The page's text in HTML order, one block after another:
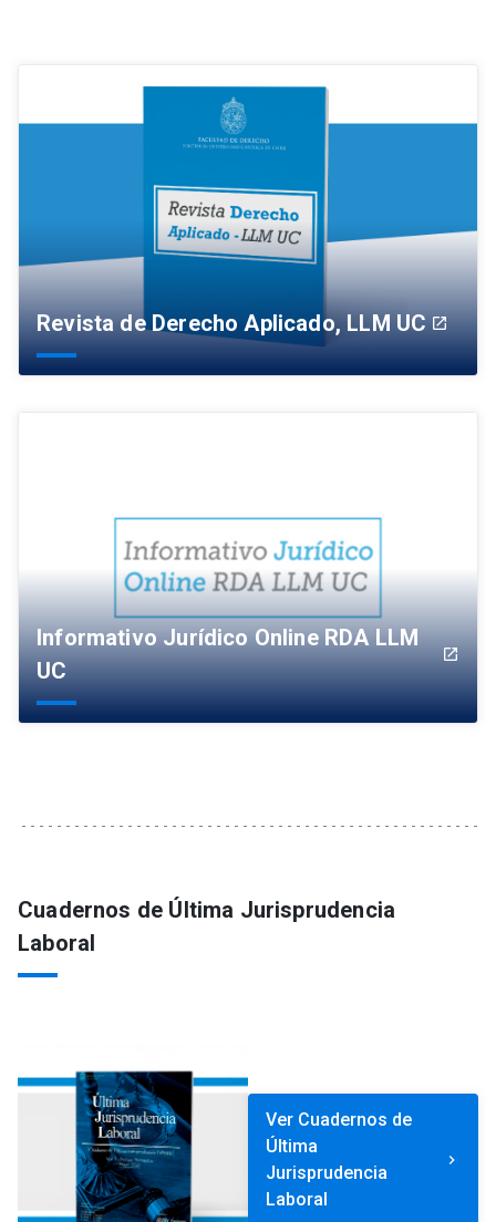
Revista de Derecho Aplicado, LLM UC launch
Informativo Jurídico Online RDA LLM
UC
launch
Cuadernos de Última Jurisprudencia
Laboral
Ver Cuadernos de
Última
Jurisprudencia
Laboral
keyboard_arrow_right